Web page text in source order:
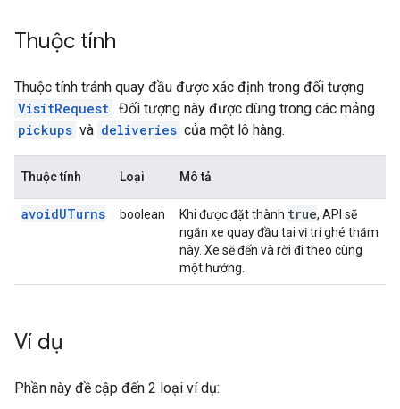
Thuộc tính
Thuộc tính tránh quay đầu được xác định trong đối tượng
VisitRequest . Đối tượng này được dùng trong các mảng
pickups và deliveries của một lô hàng.
Thuộc tính Loại Mô tả
avoidUTurns boolean Khi được đặt thành true, API sẽ
ngăn xe quay đầu tại vị trí ghé thăm
này. Xe sẽ đến và rời đi theo cùng
một hướng.
Ví dụ
Phần này đề cập đến 2 loại ví dụ: